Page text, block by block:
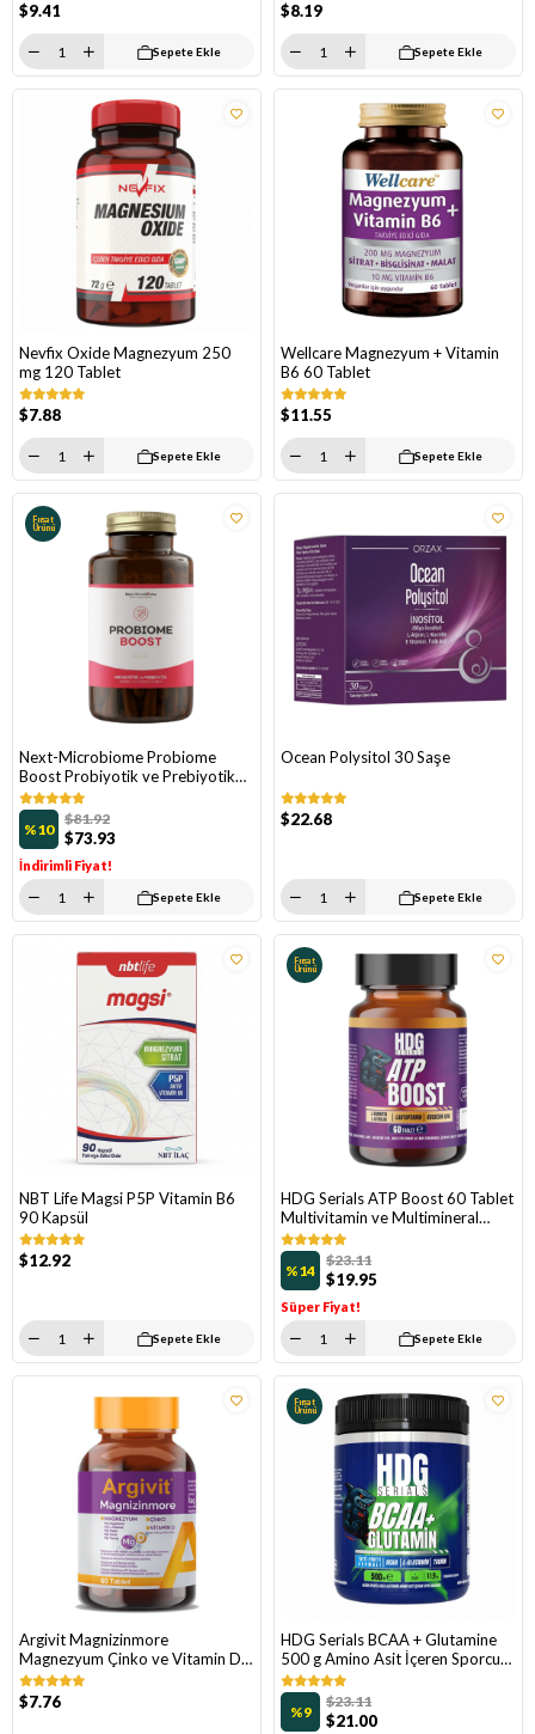
$9.41
Sepete Ekle
$8.19
Sepete Ekle
Nevfix Oxide Magnezyum 250
mg 120 Tablet
$7.88
Sepete Ekle
Wellcare Magnezyum + Vitamin
B6 60 Tablet
$11.55
Sepete Ekle
Next-Microbiome Probiome
Boost Probiyotik ve Prebiyotik
60 Kapsül
%10 $73.93
$81.92
İndirimli Fiyat!
Fırsat
Ürünü
Sepete Ekle
Ocean Polysitol 30 Saşe
$22.68
Sepete Ekle
NBT Life Magsi P5P Vitamin B6
90 Kapsül
$12.92
Sepete Ekle
HDG Serials ATP Boost 60 Tablet
Multivitamin ve Multimineral
Takviye Edici Gıda
%14 $19.95
$23.11
Süper Fiyat!
Fırsat
Ürünü
Sepete Ekle
Argivit Magnizinmore
Magnezyum Çinko ve Vitamin D
İçeren Takviye Edici Gıda 60
Tablet
$7.76
HDG Serials BCAA + Glutamine
500 g Amino Asit İçeren Sporcu
Gıdası Tutti Frutti Aromalı
%9 $21.00
$23.11
Fırsat
Ürünü